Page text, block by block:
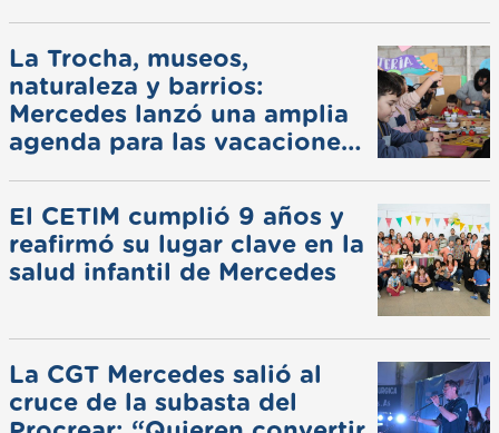
La Trocha, museos,
naturaleza y barrios:
Mercedes lanzó una amplia
agenda para las vacaciones
El CETIM cumplió 9 años y
reafirmó su lugar clave en la
salud infantil de Mercedes
La CGT Mercedes salió al
cruce de la subasta del